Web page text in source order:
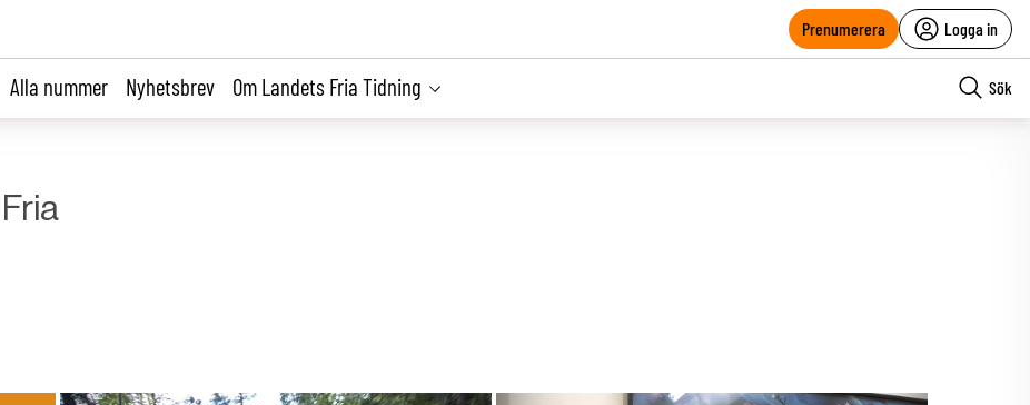
Prenumerera Logga in
Alla nummer Nyhetsbrev Om Landets Fria Tidning Sök